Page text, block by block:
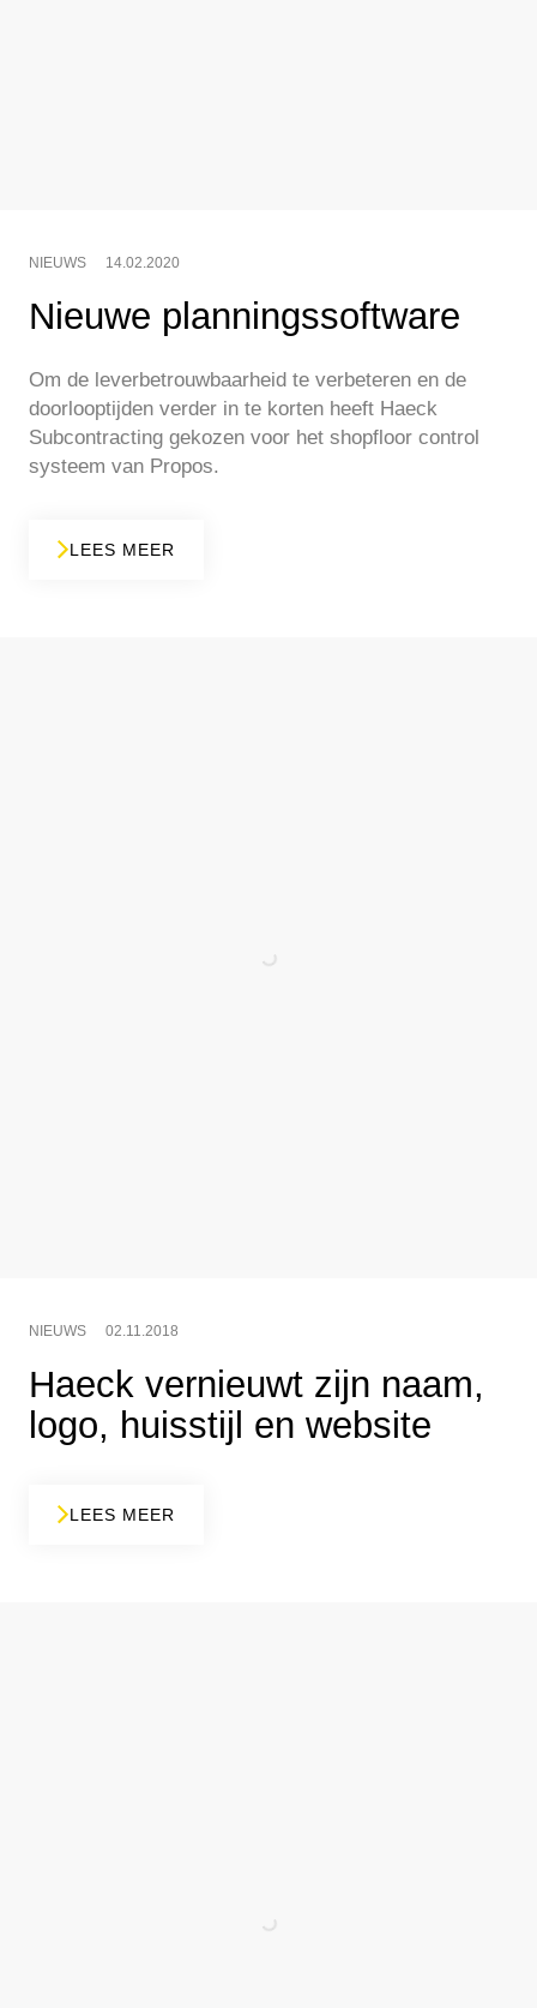
NIEUWS 14.02.2020
Nieuwe planningssoftware
Om de leverbetrouwbaarheid te verbeteren en de
doorlooptijden verder in te korten heeft Haeck
Subcontracting gekozen voor het shopfloor control
systeem van Propos.
LEES MEER
NIEUWS 02.11.2018
Haeck vernieuwt zijn naam,
logo, huisstijl en website
LEES MEER